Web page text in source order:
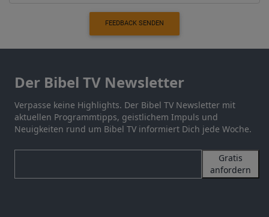
FEEDBACK SENDEN
Der Bibel TV Newsletter
Verpasse keine Highlights. Der Bibel TV Newsletter mit
aktuellen Programmtipps, geistlichem Impuls und
Neuigkeiten rund um Bibel TV informiert Dich jede Woche.
Gratis
anfordern